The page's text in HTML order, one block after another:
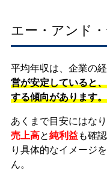
エー・アンド
平均年収は、企業の
営が安定していると
する傾向があります
あくまで目安にはな
売上高と純利益も確
り具体的なイメージ
ん。